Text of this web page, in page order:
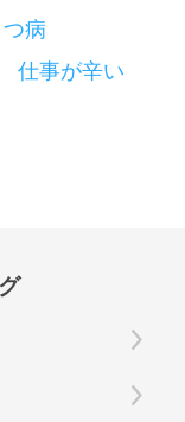
つ病
仕事が辛い